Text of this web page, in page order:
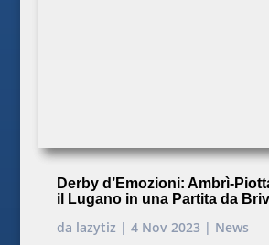
Derby d’Emozioni: Ambrì-
il Lugano in una Partita da
da lazytiz | 4 Nov 2023| News